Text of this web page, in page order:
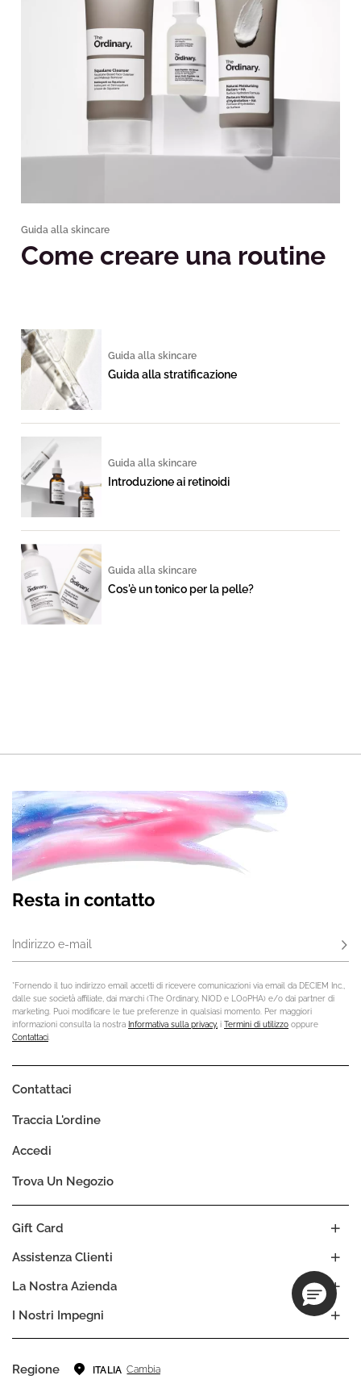
Guida alla skincare
Come creare una routine
Guida alla skincare
Guida alla stratificazione
Guida alla skincare
Introduzione ai retinoidi
Guida alla skincare
Cos'è un tonico per la pelle?
Resta in contatto
Indirizzo e-mail
*Fornendo il tuo indirizzo email accetti di ricevere comunicazioni via email da DECIEM Inc.,
dalle sue società affiliate, dai marchi (The Ordinary, NIOD e LOoPHA) e/o dai partner di
marketing. Puoi modificare le tue preferenze in qualsiasi momento. Per maggiori
informazioni consulta la nostra Informativa sulla privacy, i Termini di utilizzo oppure
Contattaci
La Nostra Azienda
I Nostri Impegni
Assistenza Clienti
Gift Card
Contattaci
Traccia L'ordine
Accedi
Trova Un Negozio
Regione ITALIA Cambia